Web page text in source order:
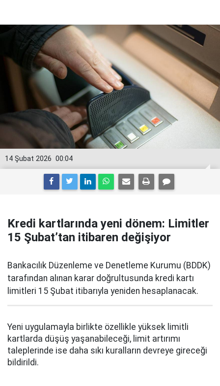
00:04
14 Şubat 2026
Kredi kartlarında yeni dönem: Limitler
15 Şubat’tan itibaren değişiyor
Bankacılık Düzenleme ve Denetleme Kurumu (BDDK)
tarafından alınan karar doğrultusunda kredi kartı
limitleri 15 Şubat itibarıyla yeniden hesaplanacak.
Yeni uygulamayla birlikte özellikle yüksek limitli
kartlarda düşüş yaşanabileceği, limit artırımı
taleplerinde ise daha sıkı kuralların devreye gireceği
bildirildi.